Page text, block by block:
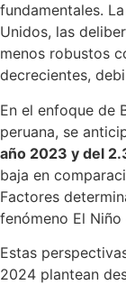
fundamentales.
Unidos, las
menos robustos
decrecientes,
En el enfoque de
peruana, se
año 2023 y del
baja en
Factores
fenómeno El
Estas
2024 plantean